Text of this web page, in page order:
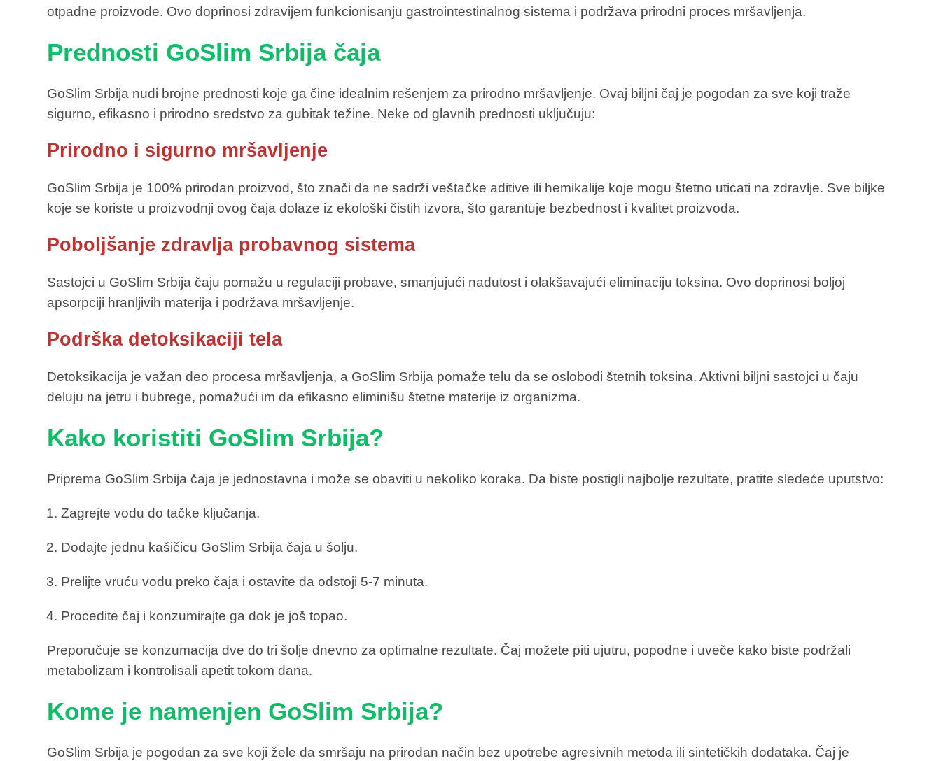
otpadne proizvode. Ovo doprinosi zdravijem funkcionisanju gastrointestinalnog sistema i podržava prirodni proces mršavljenja.
Prednosti GoSlim Srbija čaja
GoSlim Srbija nudi brojne prednosti koje ga čine idealnim rešenjem za prirodno mršavljenje. Ovaj biljni čaj je pogodan za sve koji traže
sigurno, efikasno i prirodno sredstvo za gubitak težine. Neke od glavnih prednosti uključuju:
Prirodno i sigurno mršavljenje
GoSlim Srbija je 100% prirodan proizvod, što znači da ne sadrži veštačke aditive ili hemikalije koje mogu štetno uticati na zdravlje. Sve biljke
koje se koriste u proizvodnji ovog čaja dolaze iz ekološki čistih izvora, što garantuje bezbednost i kvalitet proizvoda.
Poboljšanje zdravlja probavnog sistema
Sastojci u GoSlim Srbija čaju pomažu u regulaciji probave, smanjujući nadutost i olakšavajući eliminaciju toksina. Ovo doprinosi boljoj
apsorpciji hranljivih materija i podržava mršavljenje.
Podrška detoksikaciji tela
Detoksikacija je važan deo procesa mršavljenja, a GoSlim Srbija pomaže telu da se oslobodi štetnih toksina. Aktivni biljni sastojci u čaju
deluju na jetru i bubrege, pomažući im da efikasno eliminišu štetne materije iz organizma.
Kako koristiti GoSlim Srbija?
Priprema GoSlim Srbija čaja je jednostavna i može se obaviti u nekoliko koraka. Da biste postigli najbolje rezultate, pratite sledeće uputstvo:
Zagrejte vodu do tačke ključanja.
Dodajte jednu kašičicu GoSlim Srbija čaja u šolju.
Prelijte vruću vodu preko čaja i ostavite da odstoji 5-7 minuta.
Procedite čaj i konzumirajte ga dok je još topao.
Preporučuje se konzumacija dve do tri šolje dnevno za optimalne rezultate. Čaj možete piti ujutru, popodne i uveče kako biste podržali
metabolizam i kontrolisali apetit tokom dana.
Kome je namenjen GoSlim Srbija?
GoSlim Srbija je pogodan za sve koji žele da smršaju na prirodan način bez upotrebe agresivnih metoda ili sintetičkih dodataka. Čaj je